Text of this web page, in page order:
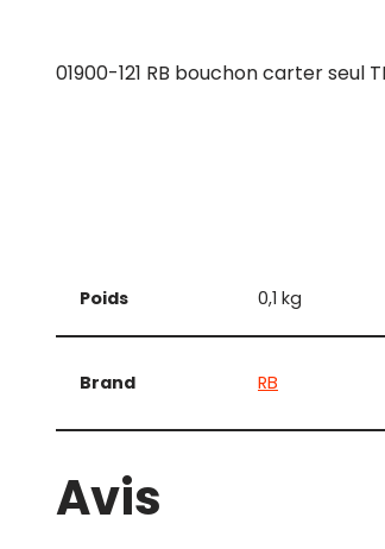
01900-121 RB bouchon carter seul
Poids 0,1 kg
Brand RB
Avis